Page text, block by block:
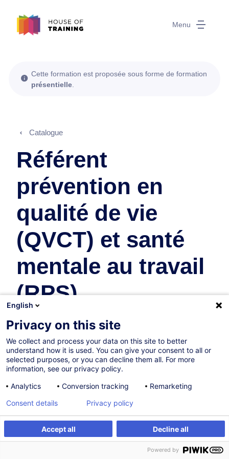
Menu
S'inscrire Formation sur mesure
Cette formation est proposée sous forme de formation
présentielle
Catalogue
Référent
prévention en
qualité de vie
(QVCT) et santé
mentale au travail
(RPS)
Parcours certifiant
English
Privacy on this site
We collect and process your data on this site to better
understand how it is used. You can give your consent to all or
selected purposes, or you can decline them all. For more
information, see our privacy policy.
Analytics
Conversion tracking Remarketing
Accept all Decline all
Consent details Privacy policy
Powered by